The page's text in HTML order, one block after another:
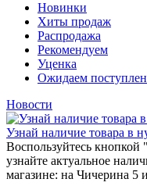
Новинки
Хиты продаж
Распродажа
Рекомендуем
Уценка
Ожидаем
Новости
Узнай наличие товара в
Воспользуйтесь
узнайте актуальное
магазине: на Чичерина 5